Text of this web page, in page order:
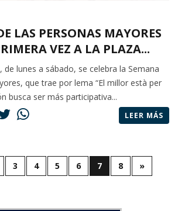
LAS PERSONAS MAYORES
VEZ A LA PLAZA...
de lunes a sábado, se celebra la Semana
que trae por lema “El millor està per
busca ser más participativa...
LEER MÁS
3 4 5 6 7 8 »